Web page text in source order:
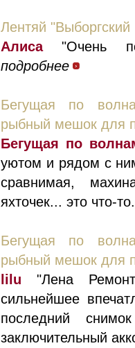
Лентяй
Алиса"Очень
подробнее
Бегущая по
рыбный мешок для
Бегущая по
уютом и рядом с
сравнимая,
яхточек... это что-
Бегущая по
рыбный мешок для
lilu "Лена
сильнейшее
последний
заключительный